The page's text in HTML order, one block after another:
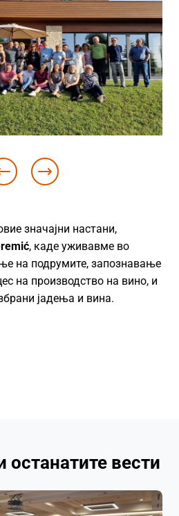
значајни настани,
, каде уживавме во
на подрумите, запознавање
на производство на вино, и
јадења и вина.
останатите вести